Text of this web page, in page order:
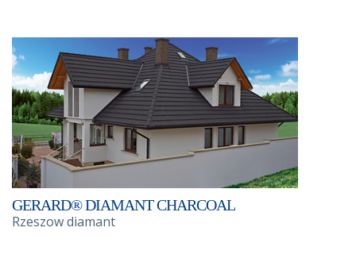
GERARD® DIAMANT CHARCOAL
Rzeszow diamant